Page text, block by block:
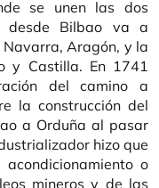
se unen las dos
desde Bilbao va a
Aragón, y la
y Castilla. En 1741
del camino a
la construcción del
a Orduña al pasar
hizo que
o
mineros y de las